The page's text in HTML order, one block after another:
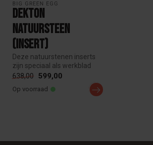
BIG GREEN EGG
Dekton
Natuursteen
(insert)
Deze natuurstenen inserts
zijn speciaal als werkblad
voor het Big Green Egg
638,00 599,00
Op voorraad